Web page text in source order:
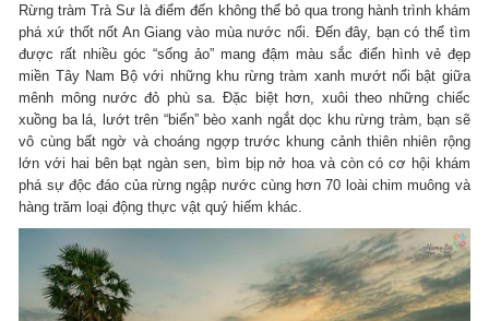
Rừng tràm Trà Sư là điểm đến không thể bỏ qua trong hành trình khám
phá xứ thốt nốt An Giang vào mùa nước nổi. Đến đây, bạn có thể tìm
được rất nhiều góc “sống ảo” mang đậm màu sắc điển hình vẻ đẹp
miền Tây Nam Bộ với những khu rừng tràm xanh mướt nổi bật giữa
mênh mông nước đỏ phù sa. Đặc biệt hơn, xuôi theo những chiếc
xuồng ba lá, lướt trên “biển” bèo xanh ngắt dọc khu rừng tràm, bạn sẽ
vô cùng bất ngờ và choáng ngợp trước khung cảnh thiên nhiên rộng
lớn với hai bên bạt ngàn sen, bìm bịp nở hoa và còn có cơ hội khám
phá sự độc đáo của rừng ngập nước cùng hơn 70 loài chim muông và
hàng trăm loại động thực vật quý hiếm khác.